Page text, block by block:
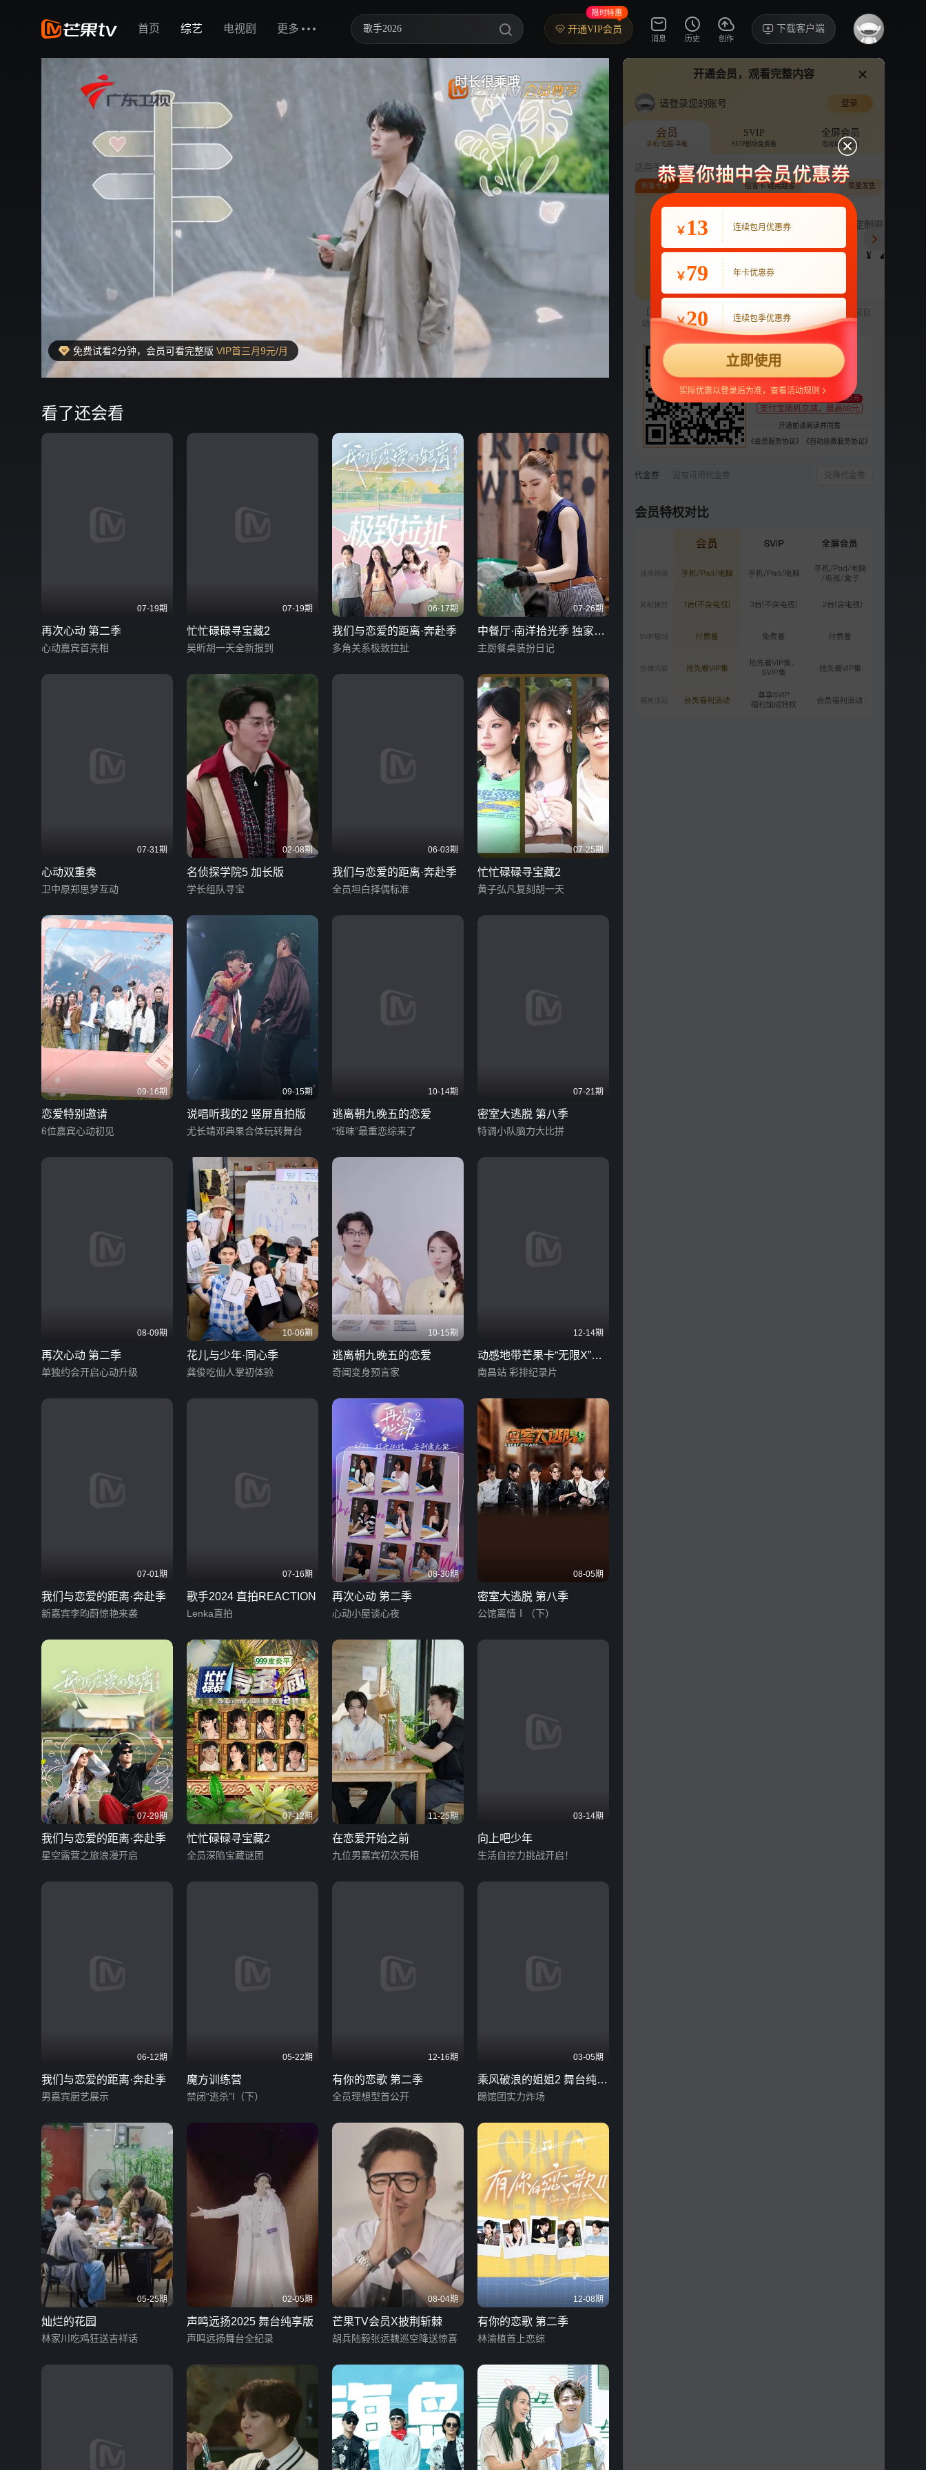
首页 综艺 电视剧 更多
密室大逃脱 第八季
歌手2026
你好，星期六
中餐厅·南洋拾光季
快乐老家
野狗骨头
忙忙碌碌寻宝藏2
我们的宿舍·归心季
爸爸当家 第五季
开通VIP会员
限时特惠
消息 历史 创作
下载客户端
好看爱看
免费试看2分钟，会员可看完整版 VIP首三月9元/月
看了还会看
07-19期
再次心动 第二季
心动嘉宾首亮相
07-19期
忙忙碌碌寻宝藏2
吴昕胡一天全新报到
06-17期
我们与恋爱的距离·奔赴季
多角关系极致拉扯
07-26期
中餐厅·南洋拾光季 独家直
拍
主厨餐桌装扮日记
07-31期
心动双重奏
卫中原郑思梦互动
02-08期
名侦探学院5 加长版
学长组队寻宝
06-03期
我们与恋爱的距离·奔赴季
全员坦白择偶标准
07-25期
忙忙碌碌寻宝藏2
黄子弘凡复刻胡一天
09-16期
恋爱特别邀请
6位嘉宾心动初见
09-15期
说唱听我的2 竖屏直拍版
尤长靖邓典果合体玩转舞台
10-14期
逃离朝九晚五的恋爱
“班味”最重恋综来了
07-21期
密室大逃脱 第八季
特调小队脑力大比拼
08-09期
再次心动 第二季
单独约会开启心动升级
10-06期
花儿与少年·同心季
龚俊吃仙人掌初体验
10-15期
逃离朝九晚五的恋爱
奇闻变身预言家
12-14期
动感地带芒果卡“无限X”巡
回演唱会-南昌站
南昌站 彩排纪录片
07-01期
我们与恋爱的距离·奔赴季
新嘉宾李昀蔚惊艳来袭
07-16期
歌手2024 直拍REACTION
Lenka直拍
08-30期
再次心动 第二季
心动小屋谈心夜
08-05期
密室大逃脱 第八季
公馆离情Ⅰ（下）
07-29期
我们与恋爱的距离·奔赴季
星空露营之旅浪漫开启
07-12期
忙忙碌碌寻宝藏2
全员深陷宝藏谜团
11-25期
在恋爱开始之前
九位男嘉宾初次亮相
03-14期
向上吧少年
生活自控力挑战开启！
06-12期
我们与恋爱的距离·奔赴季
男嘉宾厨艺展示
05-22期
魔方训练营
禁闭“逃杀”I（下）
12-16期
有你的恋歌 第二季
全员理想型首公开
03-05期
乘风破浪的姐姐2 舞台纯享
版
踢馆团实力炸场
05-25期
灿烂的花园
林家川吃鸡狂送吉祥话
02-05期
声鸣远扬2025 舞台纯享版
声鸣远扬舞台全纪录
08-04期
芒果TV会员X披荆斩棘
胡兵陆毅张远魏巡空降送惊喜
12-08期
有你的恋歌 第二季
林渝植首上恋综
讨论·22
为爱闪耀的她
综艺
6.3万分享
2026-04-27
VIP
第1期上：女频恋综全程修
罗
2114.8万次播放
VIP
2026-05-04
第2期下：多角暧昧爆发！
2026-05-11
第3期上：温泉暧昧名场面
2012.2万次播放
开通会员，观看完整内容
请登录您的账号 登录
会员
手机/电脑/平板
SVIP
SVIP剧场免费看
全屏会员
电视端也能用
适用手机/Pad/电脑
连续包月
¥ 22
22
新客专享
月付最低至
¥ 3.9
倍省卡·越用越省
定制电子吧唧年
¥ 248
限量发售
【新用户专享】前3个月每月9元，第4个月起22元/月，到期前自
动续费，可随时取消。
22
支持 扫码支付
支付宝随机立减，最高88元
至少减1元
开通前请阅读并同意
《会员服务协议》 《自动续费服务协议》
代金券 没有可用代金券 兑换代金券
会员特权对比
￥ 13 连续包月优惠券
￥79 年卡优惠券
￥20 连续包季优惠券
立即使用
实际优惠以登录后为准，查看活动规则